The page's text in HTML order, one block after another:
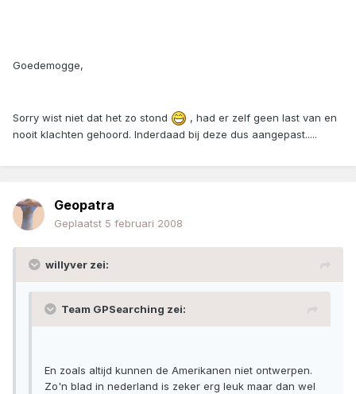
Goedemogge,
Sorry wist niet dat het zo stond
, had er zelf geen last van en
nooit klachten gehoord. Inderdaad bij deze dus aangepast.....
Geopatra
Geplaatst 5 februari 2008
willyver zei:
Team GPSearching zei:
En zoals altijd kunnen de Amerikanen niet ontwerpen.
Zo'n blad in nederland is zeker erg leuk maar dan wel